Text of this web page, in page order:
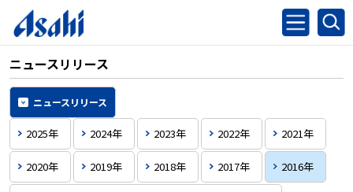
ニュースリリース
ニュースリリース
2025年 2024年 2023年 2022年 2021年
2020年 2019年 2018年 2017年 2016年